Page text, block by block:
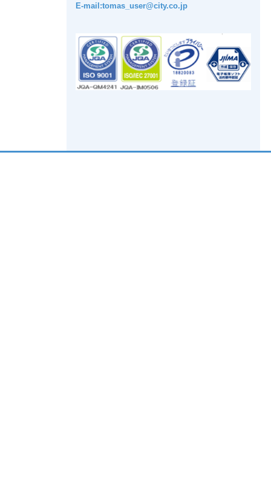
E-mail:tomas_user@city.co.jp